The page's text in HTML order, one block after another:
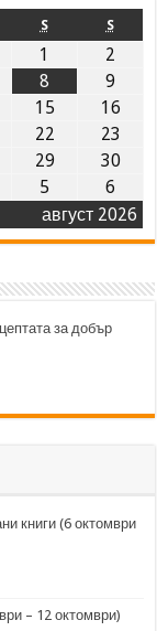
август 2026
S S
1
2
8
9
15
16
22
23
29
30
5 6
за добър
книги (6 октомври
– 12 октомври)